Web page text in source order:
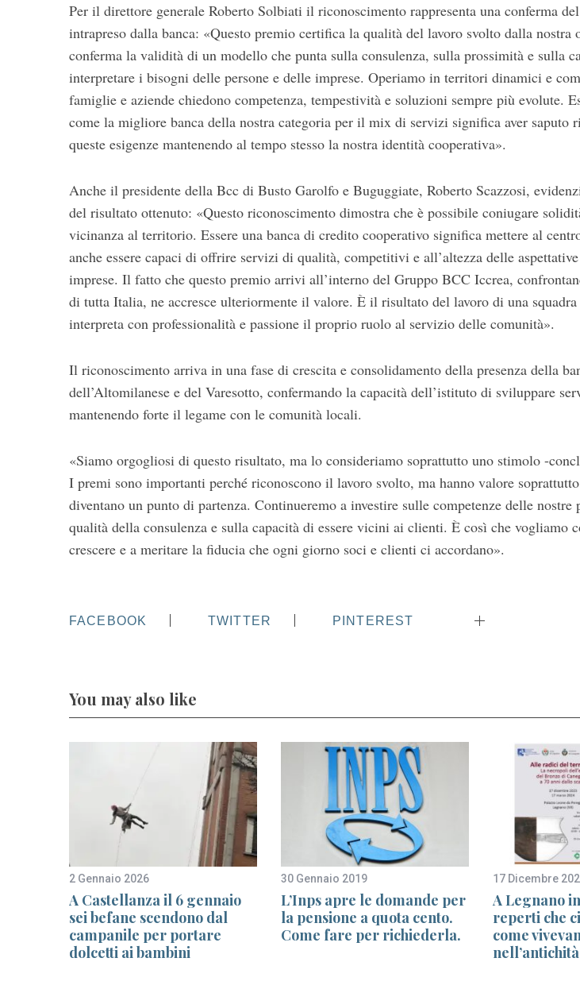
Per il direttore generale Roberto Solbiati il riconoscimento rappresenta una conferma
intrapreso dalla banca: «Questo premio certifica la qualità del lavoro svolto dalla nostra
conferma la validità di un modello che punta sulla consulenza, sulla prossimità e sulla
interpretare i bisogni delle persone e delle imprese. Operiamo in territori dinamici e
famiglie e aziende chiedono competenza, tempestività e soluzioni sempre più evolute.
come la migliore banca della nostra categoria per il mix di servizi significa aver saputo
queste esigenze mantenendo al tempo stesso la nostra identità cooperativa».
Anche il presidente della Bcc di Busto Garolfo e Buguggiate, Roberto Scazzosi,
del risultato ottenuto: «Questo riconoscimento dimostra che è possibile coniugare
vicinanza al territorio. Essere una banca di credito cooperativo significa mettere al
anche essere capaci di offrire servizi di qualità, competitivi e all’altezza delle
imprese. Il fatto che questo premio arrivi all’interno del Gruppo BCC Iccrea,
di tutta Italia, ne accresce ulteriormente il valore. È il risultato del lavoro di una
interpreta con professionalità e passione il proprio ruolo al servizio delle comunità».
Il riconoscimento arriva in una fase di crescita e consolidamento della presenza della
dell’Altomilanese e del Varesotto, confermando la capacità dell’istituto di sviluppare
mantenendo forte il legame con le comunità locali.
«Siamo orgogliosi di questo risultato, ma lo consideriamo soprattutto uno stimolo -
I premi sono importanti perché riconoscono il lavoro svolto, ma hanno valore
diventano un punto di partenza. Continueremo a investire sulle competenze delle nostre
qualità della consulenza e sulla capacità di essere vicini ai clienti. È così che vogliamo
crescere e a meritare la fiducia che ogni giorno soci e clienti ci accordano».
FACEBOOK TWITTER PINTEREST
You may also like
2 Gennaio 2026
A Castellanza il 6 gennaio
sei befane scendono dal
campanile per portare
dolcetti ai bambini
30 Gennaio 2019
L’Inps apre le domande per
la pensione a quota cento.
Come fare per richiederla.
17 Dicembre
A Legnano
reperti che
come
nell’antichità